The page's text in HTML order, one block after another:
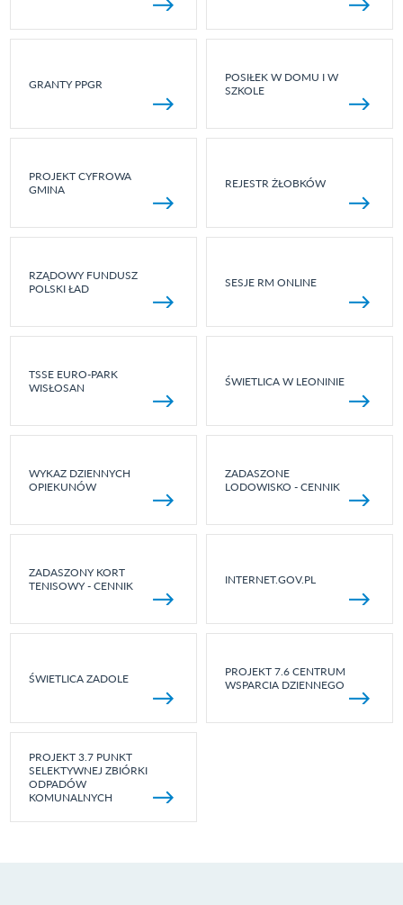
GRANTY PPGR
POSIŁEK W DOMU I W
SZKOLE
PROJEKT CYFROWA
GMINA
REJESTR ŻŁOBKÓW
RZĄDOWY FUNDUSZ
POLSKI ŁAD
SESJE RM ONLINE
TSSE EURO-PARK
WISŁOSAN
ŚWIETLICA W LEONINIE
WYKAZ DZIENNYCH
OPIEKUNÓW
ZADASZONE
LODOWISKO - CENNIK
ZADASZONY KORT
TENISOWY - CENNIK
INTERNET.GOV.PL
ŚWIETLICA ZADOLE
PROJEKT 7.6 CENTRUM
WSPARCIA DZIENNEGO
PROJEKT 3.7 PUNKT
SELEKTYWNEJ ZBIÓRKI
ODPADÓW
KOMUNALNYCH